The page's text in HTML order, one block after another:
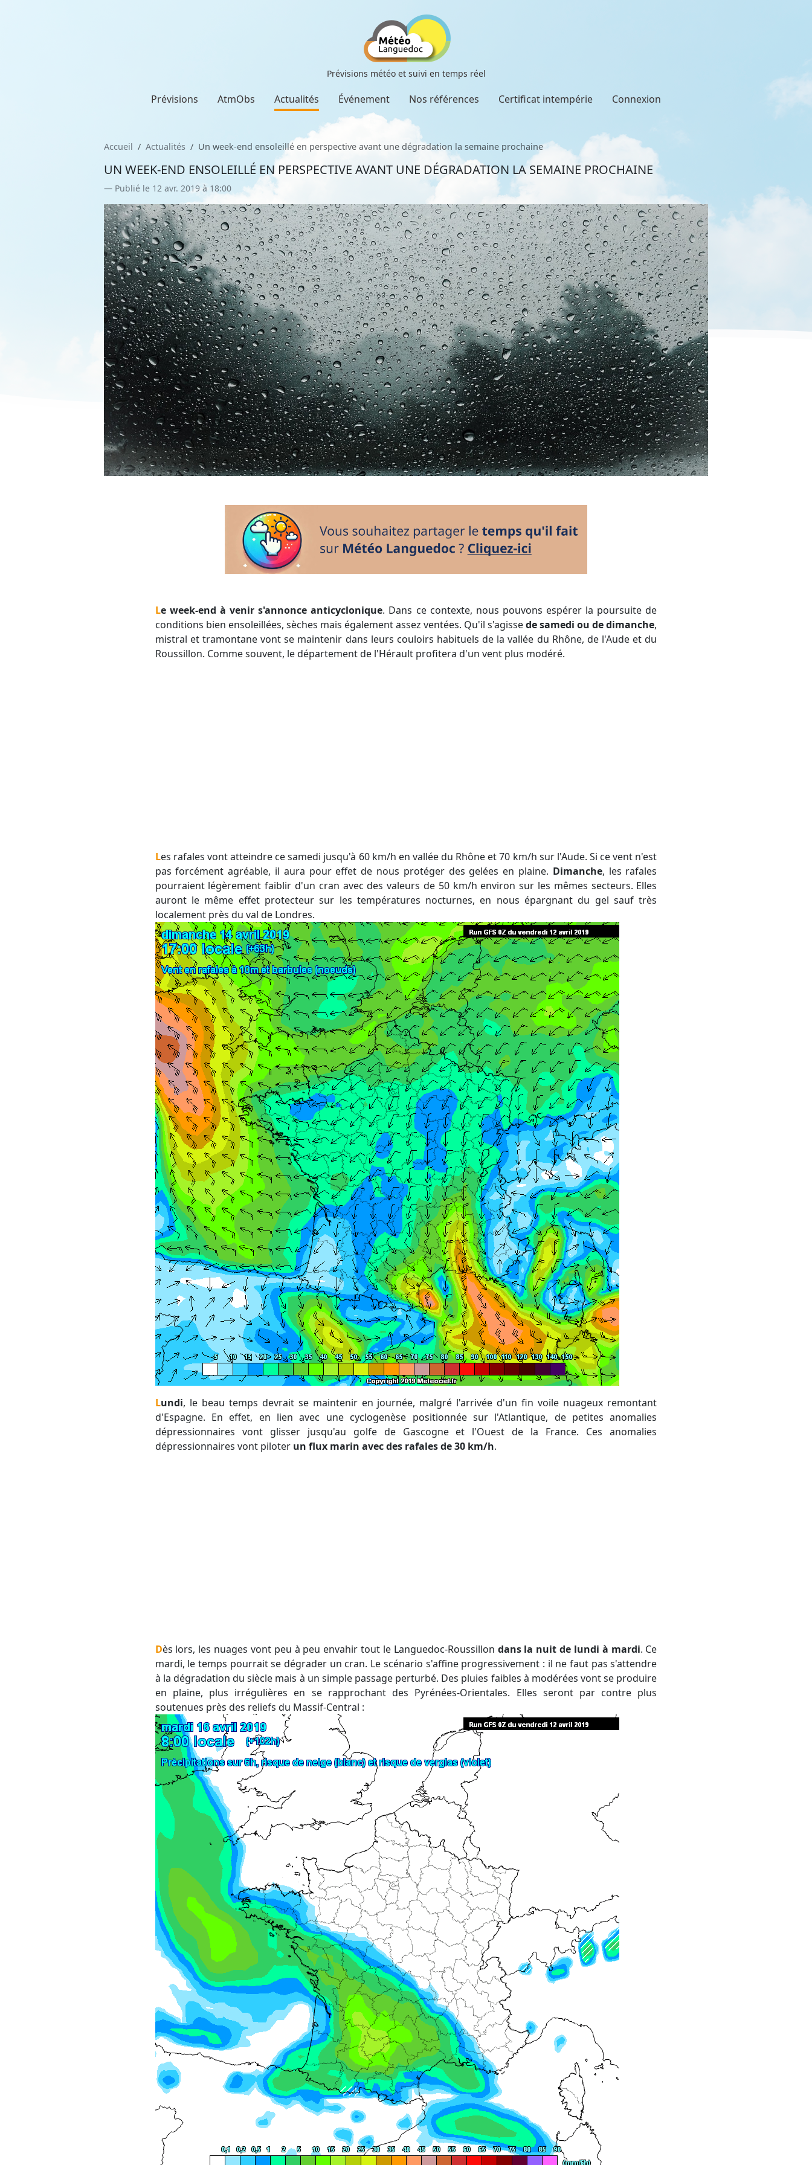
Prévisions météo et suivi en temps réel
Prévisions AtmObs Actualités Événement Nos références Certificat intempérie Connexion
Accueil Actualités Un week-end ensoleillé en perspective avant une dégradation la semaine prochaine
UN WEEK-END ENSOLEILLÉ EN PERSPECTIVE AVANT UNE DÉGRADATION LA SEMAINE PROCHAINE
Publié le 12 avr. 2019 à 18:00
Le week-end à venir s'annonce anticyclonique. Dans ce contexte, nous pouvons espérer la poursuite de
conditions bien ensoleillées, sèches mais également assez ventées. Qu'il s'agissede samedi ou de dimanche,
mistral et tramontane vont se maintenir dans leurs couloirs habituels de la vallée du Rhône, de l'Aude et du
Roussillon. Comme souvent, le département de l'Hérault profitera d'un vent plus modéré.
Les rafales vont atteindre ce samedi jusqu'à 60 km/h en vallée du Rhône et 70 km/h sur l'Aude. Si ce vent n'est
pas forcément agréable, il aura pour effet de nous protéger des gelées en plaine. Dimanche, les rafales
pourraient légèrement faiblir d'un cran avec des valeurs de 50 km/h environ sur les mêmes secteurs. Elles
auront le même effet protecteur sur les températures nocturnes, en nous épargnant du gel sauf très
localement près du val de Londres.
Lundi, le beau temps devrait se maintenir en journée, malgré l'arrivée d'un fin voile nuageux remontant
d'Espagne. En effet, en lien avec une cyclogenèse positionnée sur l'Atlantique, de petites anomalies
dépressionnaires vont glisser jusqu'au golfe de Gascogne et l'Ouest de la France. Ces anomalies
dépressionnaires vont piloter un flux marin avec des rafales de 30 km/h.
Dès lors, les nuages vont peu à peu envahir tout le Languedoc-Roussillon dans la nuit de lundi à mardi. Ce
mardi, le temps pourrait se dégrader un cran. Le scénario s'affine progressivement : il ne faut pas s'attendre
à la dégradation du siècle mais à un simple passage perturbé. Des pluies faibles à modérées vont se produire
en plaine, plus irrégulières en se rapprochant des Pyrénées-Orientales. Elles seront par contre plus
soutenues près des reliefs du Massif-Central :